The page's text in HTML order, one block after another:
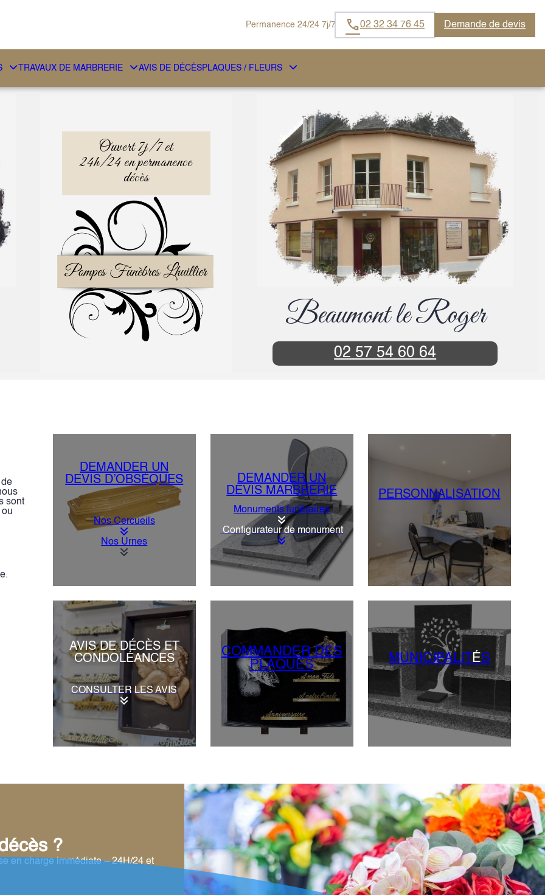
Permanence 24/24 7j/7 02 32 34 76 45 Demande de devis
TRAVAUX DE MARBRERIE AVIS DE DÉCÈSPLAQUES / FLEURS
Ouvert 7j/7 et
24h/24 en permanence
décès
Beaumont le Roger
02 57 54 60 64
sont
DEMANDER UN
DEVIS D’OBSÈQUES
Nos Cercueils
Nos Urnes
DEMANDER UN
DEVIS MARBRERIE
Monuments funéraires
Configurateur de monument
PERSONNALISATION
AVIS DE DÉCÈS ET
CONDOLÉANCES
CONSULTER LES AVIS
COMMANDER DES
PLAQUES
MUNICIPALITÉS
?
en charge immédiate – 24H/24 et